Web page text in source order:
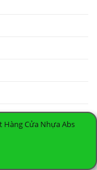
Hàng Cửa Nhựa Abs